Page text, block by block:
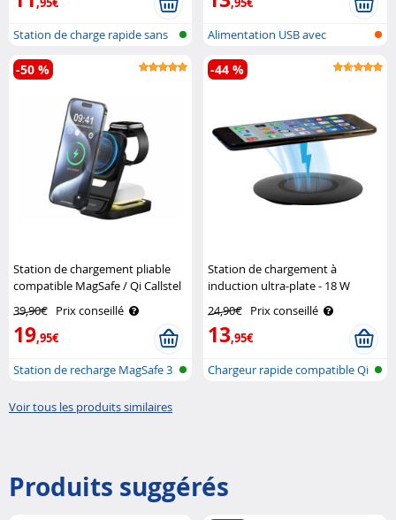
Station de charge rapide sans
fil, ..
Alimentation USB avec
support pour ..
Station de chargement pliable
compatible MagSafe / Qi Callstel
39,90€ Prix conseillé
19,95€
-50 %
Station de recharge MagSafe 3
Station de chargement à
induction ultra-plate - 18 W
24,90€ Prix conseillé
13,95€
-44 %
Chargeur rapide compatible Qi
Voir tous les produits similaires
Produits suggérés